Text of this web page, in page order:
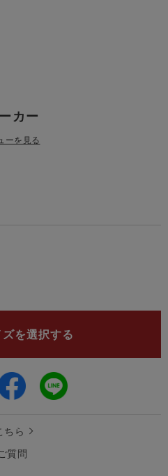
カー
ーを見る
を選択する
ちら
質問